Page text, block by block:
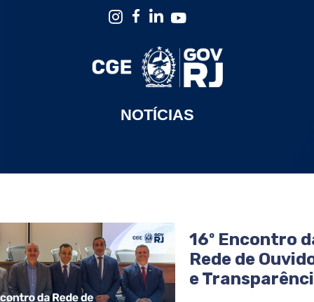
NOTÍCIAS
16º Encontro
Rede de
e